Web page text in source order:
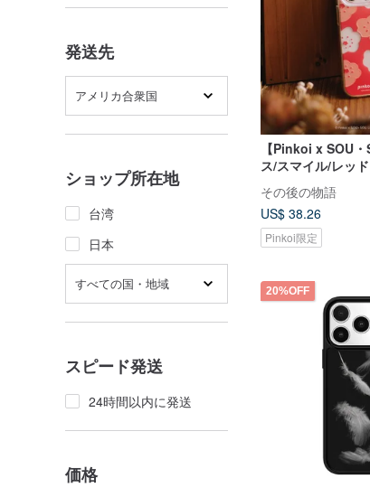
発送先
アメリカ合衆国
ショップ所在地
台湾
日本
すべての国・地域
スピード発送
24時間以内に発送
価格
【Pinkoi x SOU
ス/スマイル/レッド
その後の物語
US$ 38.26
Pinkoi限定
20%OFF